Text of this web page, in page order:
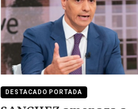
DESTACADO PORTADA